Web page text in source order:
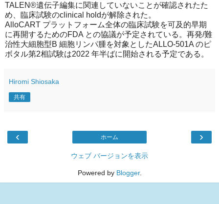
TALEN®遺伝子編集に関連していないことが確認されたた
め、臨床試験のclinical holdが解除された。
AlloCART プラットフォーム全体の臨床試験を可及的早期
に再開するためのFDA との協議が予定されている。再発/難
治性大細胞型B 細胞リンパ腫を対象としたALLO-501A のピ
ボタル第2相試験は2022 年半ばに開始される予定である。
Hiromi Shiosaka
共有
‹ ›
ホーム
ウェブ バージョンを表示
Powered by Blogger.